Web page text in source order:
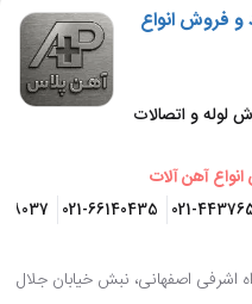
فروش انواع
لوله و اتصالات
آهن آلات
021-
021-66140435
بزرگراه اشرفی اصفهانی، نبش خیابان جلال